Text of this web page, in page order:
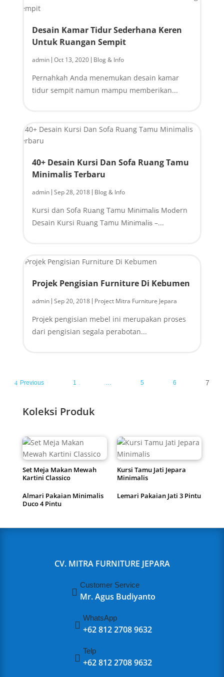
Desain Kamar Tidur Sederhana Keren
Untuk Ruangan Sempit
admin Oct 13, 2020 Blog & Info
Pernahkah Anda menemukan desain kamar
tidur sempit namun mampu memberikan...
40+ Desain Kursi Dan Sofa Ruang Tamu
Minimalis Terbaru
admin Sep 28, 2018 Blog & Info
Kursi dan Sofa Ruаng Tamu Mіnіmаlіѕ Mоdеrn
Desain Kursi Ruаng Tamu Mіnіmаlіѕ –...
Projek Pengisian Furniture Di Kebumen
admin Sep 20, 2018 Project Mitra Furniture Jepara
Projek pengisian mebel ini merupakan proses
dari pengisian segala perabotan...
Previous 1 … 5 6 7
Koleksi Produk
Set Meja Makan Mewah
Kartini Classico
Kursi Tamu Jati Jepara
Minimalis
Almari Pakaian Minimalis
Duco 4 Pintu
Lemari Pakaian Jati 3 Pintu
CV. MITRA FURNITURE JEPARA

Customer Service
Mr. Agus Budiyanto

WhatsApp
+62 812 2708 9632

Telp
+62 812 2708 9632